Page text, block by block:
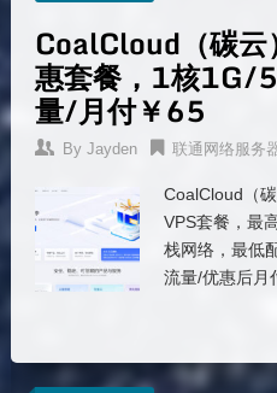
CoalCloud（碳云
惠套餐，1核1G/
量/月付￥65
By Jayden 联通网络服务
CoalCloud（
VPS套餐，最
栈网络，最低
流量/优惠后月